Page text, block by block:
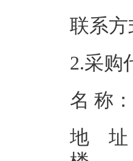
联系
2.采购
名
地 址